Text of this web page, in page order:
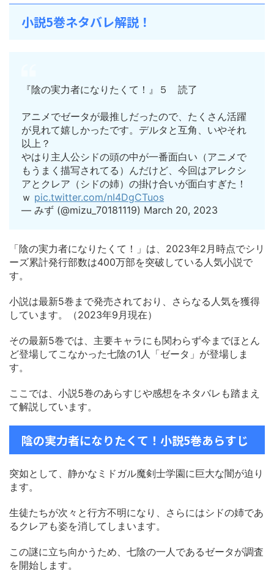
小説5巻ネタバレ解説！
『陰の実力者になりたくて！』５ 読了
アニメでゼータが最推しだったので、たくさん活躍
が見れて嬉しかったです。デルタと互角、いやそれ
以上？
やはり主人公シドの頭の中が一番面白い（アニメで
もうまく描写されてる）んだけど、今回はアレクシ
アとクレア（シドの姉）の掛け合いが面白すぎた！
ｗ pic.twitter.com/nI4DgCTuos
— みず (@mizu_70181119) March 20, 2023
「陰の実力者になりたくて！」は、2023年2月時点でシリ
ーズ累計発行部数は400万部を突破している人気小説で
す。
小説は最新5巻まで発売されており、さらなる人気を獲得
しています。（2023年9月現在）
その最新5巻では、主要キャラにも関わらず今までほとん
ど登場してこなかった七陰の1人「ゼータ」が登場しま
す。
ここでは、小説5巻のあらすじや感想をネタバレも踏まえ
て解説しています。
陰の実力者になりたくて！小説5巻あらすじ
突如として、静かなミドガル魔剣士学園に巨大な闇が迫り
ます。
生徒たちが次々と行方不明になり、さらにはシドの姉であ
るクレアも姿を消してしまいます。
この謎に立ち向かうため、七陰の一人であるゼータが調査
を開始します。